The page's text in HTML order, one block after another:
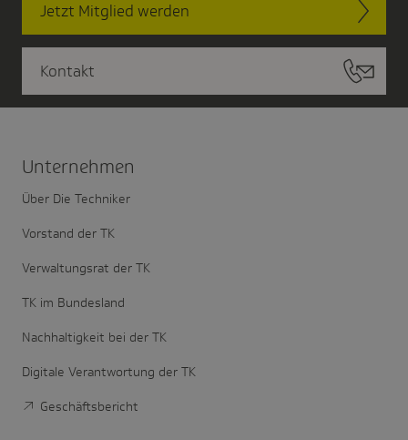
Jetzt Mitglied werden
Kontakt
Unter­nehmen
Über Die Techniker
Vorstand der TK
Verwaltungsrat der TK
TK im Bundesland
Nachhaltigkeit bei der TK
Digitale Verantwortung der TK
Geschäftsbericht